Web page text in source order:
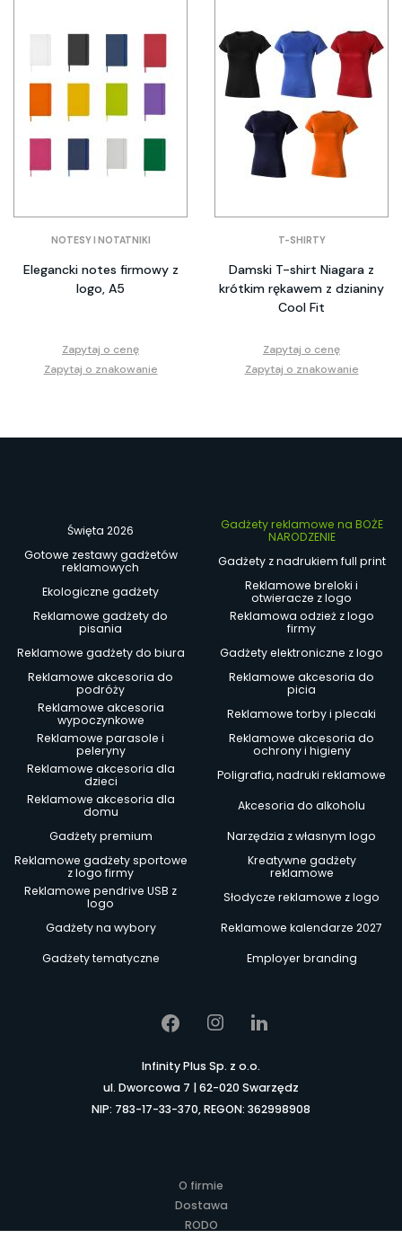
NOTESY I NOTATNIKI
Elegancki notes firmowy z
logo, A5
Zapytaj o cenę
Zapytaj o znakowanie
T-SHIRTY
Damski T-shirt Niagara z
krótkim rękawem z dzianiny
Cool Fit
Zapytaj o cenę
Zapytaj o znakowanie
Święta 2026
Gadżety reklamowe na BOŻE
NARODZENIE
Gotowe zestawy gadżetów
reklamowych
Gadżety z nadrukiem full print
Ekologiczne gadżety
Reklamowe breloki i
otwieracze z logo
Reklamowe gadżety do
pisania
Reklamowa odzież z logo
firmy
Reklamowe gadżety do biura
Gadżety elektroniczne z logo
Reklamowe akcesoria do
podróży
Reklamowe akcesoria do
picia
Reklamowe akcesoria
wypoczynkowe
Reklamowe torby i plecaki
Reklamowe parasole i
peleryny
Reklamowe akcesoria do
ochrony i higieny
Reklamowe akcesoria dla
dzieci
Poligrafia, nadruki reklamowe
Reklamowe akcesoria dla
domu
Akcesoria do alkoholu
Gadżety premium
Narzędzia z własnym logo
Reklamowe gadżety sportowe
z logo firmy
Kreatywne gadżety
reklamowe
Reklamowe pendrive USB z
logo
Słodycze reklamowe z logo
Gadżety na wybory
Reklamowe kalendarze 2027
Gadżety tematyczne
Employer branding
Infinity Plus Sp. z o.o.
ul. Dworcowa 7 | 62-020 Swarzędz
NIP: 783-17-33-370, REGON: 362998908
O firmie
Dostawa
RODO